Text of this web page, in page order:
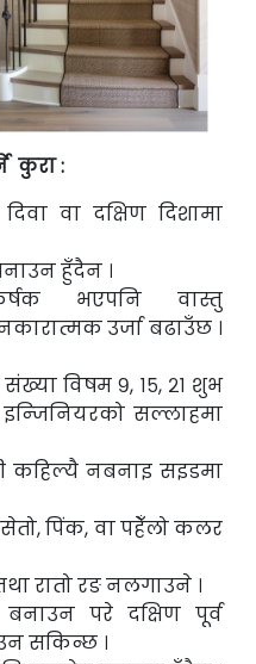
कुरा :
वा दक्षिण दिशामा
हुँदैन ।
भएपनि वास्तु
उर्जा बढाउँछ ।
विषम ९, १५, २१ शुभ
सल्लाहमा
कहिल्यै नबनाइ सइडमा
पिंक, वा पहेँलोकलर
रातो रङनलगाउने ।
परे दक्षिण पूर्व
सकिन्छ ।